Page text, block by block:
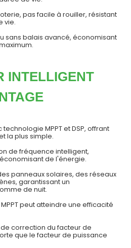
pas facile à rouiller, résistant
vie.
sans balais avancé, économisant
INTELLIGENT
MPPT et DSP, offrant
la plus simple.
de fréquence intelligent,
de l'énergie.
panneaux solaires, des réseaux
garantissant un
de nuit.
peut atteindre une efficacité
correction du facteur de
que le facteur de puissance